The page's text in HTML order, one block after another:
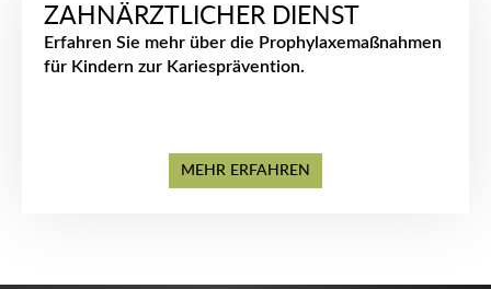
ZAHNÄRZTLICHER DIENST
Erfahren Sie mehr über die Prophylaxemaßnahmen
für Kindern zur Kariesprävention.
MEHR ERFAHREN